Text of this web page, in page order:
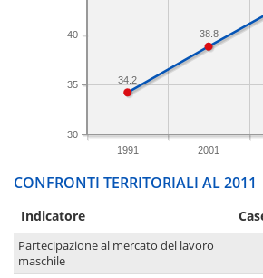
1991 2001
30
35
40 38.8
34.2
CONFRONTI TERRITORIALI AL 2011
Indicatore
Partecipazione al mercato del lavoro
maschile